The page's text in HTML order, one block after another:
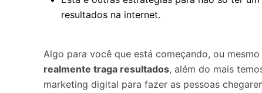
resultados na internet.
Algo para você que está começando, ou
realmente traga resultados, além do mais
marketing digital para fazer as pessoas